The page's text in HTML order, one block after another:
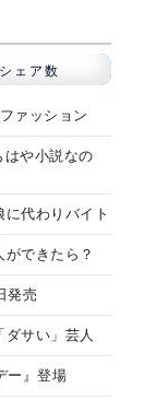
シェア数
ァッション
はや小説なの
に代わりバイト
ができたら？
発売
サい」芸人
ー』登場